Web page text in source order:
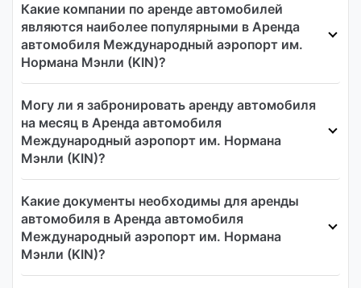
Какие компании по аренде автомобилей
являются наиболее популярными в Аренда
автомобиля Международный аэропорт им.
Нормана Мэнли (KIN)?
Могу ли я забронировать аренду автомобиля
на месяц в Аренда автомобиля
Международный аэропорт им. Нормана
Мэнли (KIN)?
Какие документы необходимы для аренды
автомобиля в Аренда автомобиля
Международный аэропорт им. Нормана
Мэнли (KIN)?